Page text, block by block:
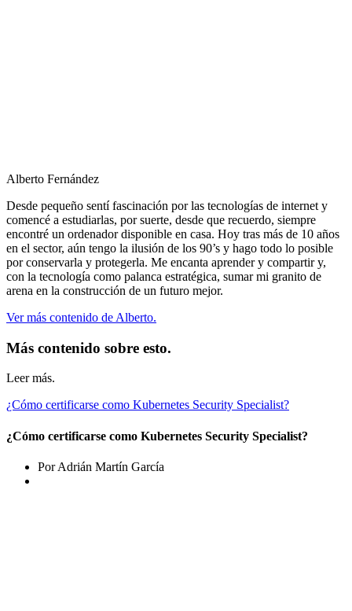
Alberto Fernández
Desde pequeño sentí fascinación por las tecnologías de internet y
comencé a estudiarlas, por suerte, desde que recuerdo, siempre
encontré un ordenador disponible en casa. Hoy tras más de 10 años
en el sector, aún tengo la ilusión de los 90’s y hago todo lo posible
por conservarla y protegerla. Me encanta aprender y compartir y,
con la tecnología como palanca estratégica, sumar mi granito de
arena en la construcción de un futuro mejor.
Ver más contenido de Alberto.
Más contenido sobre esto.
Leer más.
¿Cómo certificarse como Kubernetes Security Specialist?
¿Cómo certificarse como Kubernetes Security Specialist?
Por Adrián Martín García